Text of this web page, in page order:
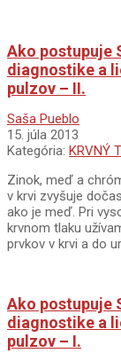
Ako postupuje
diagnostike a
pulzov – II.
2013-
07-
15
Saša Pueblo
15. júla 2013
Kategória: KRVNÝ
Zinok, meď a
v krvi zvyšuje
ako je meď. Pri
krvnom tlaku
prvkov v krvi a do
Ako postupuje
diagnostike a
pulzov – I.